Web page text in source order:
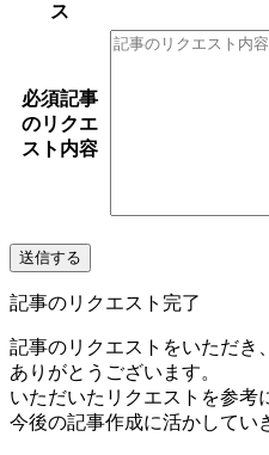
ス
必須記事
のリクエ
スト内容
記事のリクエスト完了
記事のリクエストをいただき、
ありがとうございます。
いただいたリクエストを参考
今後の記事作成に活かしてい